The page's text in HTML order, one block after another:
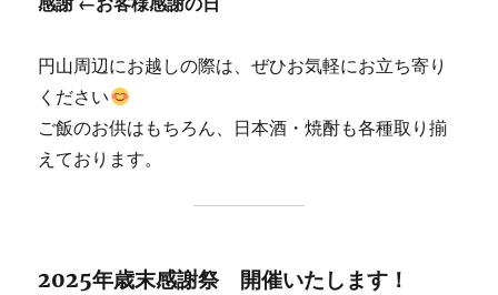
円山周辺にお越しの際は、ぜひお気軽にお立ち寄り
ください
ご飯のお供はもちろん、日本酒・焼酎も各種取り揃
えております。
2025年歳末感謝祭 開催いたします！